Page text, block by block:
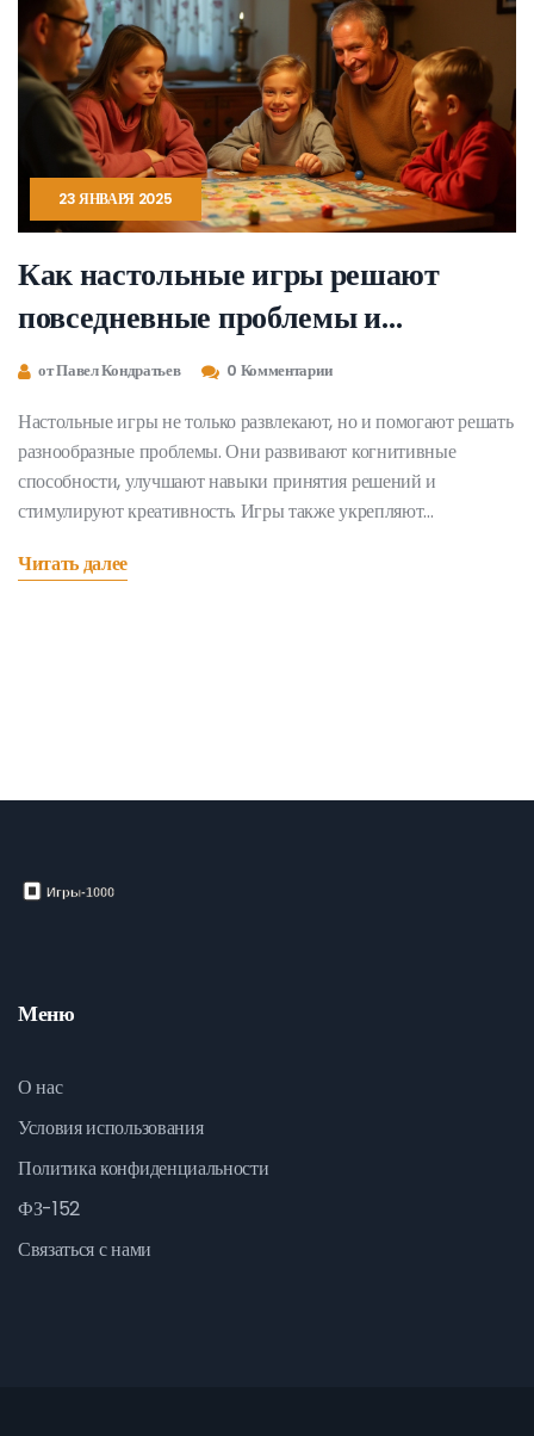
23 ЯНВАРЯ 2025
Как настольные игры решают
повседневные проблемы и
укрепляют связи
от Павел Кондратьев 0 Комментарии
Настольные игры не только развлекают, но и помогают решать
разнообразные проблемы. Они развивают когнитивные
способности, улучшают навыки принятия решений и
стимулируют креативность. Игры также укрепляют
пользой в кругу друзей и семьи. Благодаря многообразию
Читать далее
Меню
О нас
Условия использования
Политика конфиденциальности
ФЗ-152
Связаться с нами